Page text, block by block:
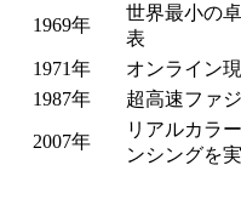
1969年
世界最小の
表
1971年
オンライン
1987年
超高速ファ
2007年
リアルカラ
ンシングを